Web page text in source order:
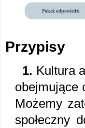
Pokaż odpowiedzi
Przypisy
1. Kultura
obejmujące
Możemy
społeczny